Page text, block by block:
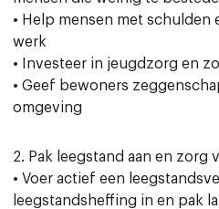
• Help mensen met schulden
werk
• Investeer in jeugdzorg en
• Geef bewoners
omgeving
2. Pak leegstand aan en zorg
• Voer actief een
leegstandsheffing in en pak